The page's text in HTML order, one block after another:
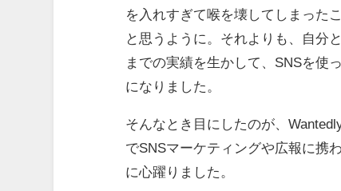
を入れすぎて喉を壊してしまった
と思うように。それよりも、自分
までの実績を生かして、SNSを使
になりました。
そんなとき目にしたのが、
でSNSマーケティングや広報に携
に心躍りました。